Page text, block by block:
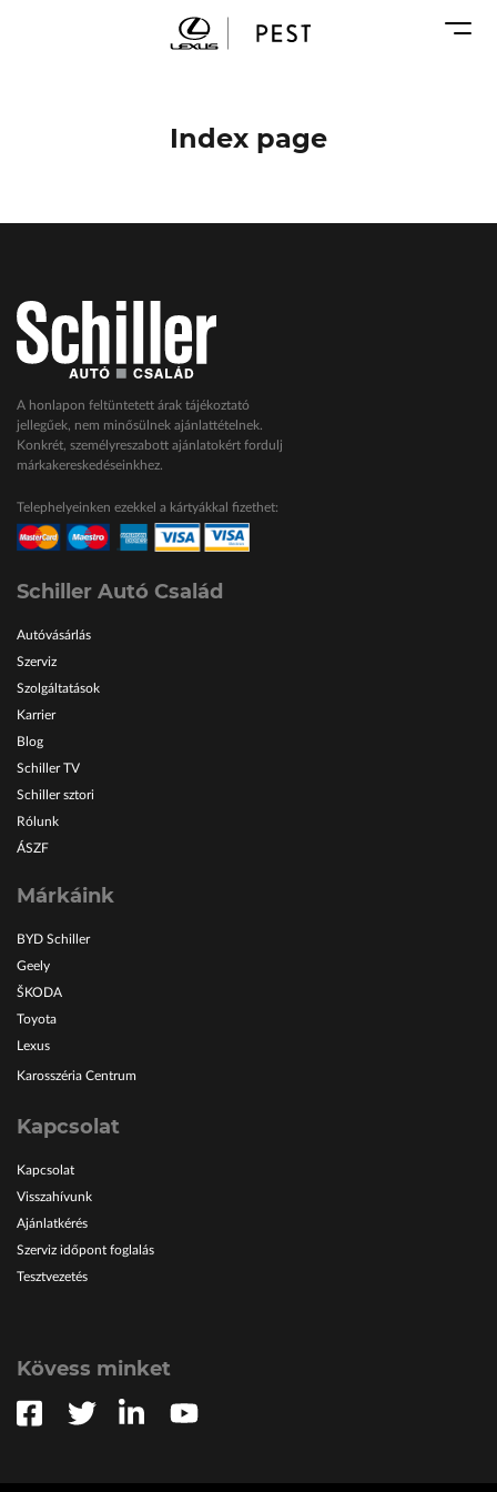
ŠKODA Schiller
Geely Schiller
Seat Schiller
Tesla Approved Body Shop
VW Haszonjárművek
VW Service Schiller
ŠKODA Schiller
Karosszéria Centrum
Index page
A honlapon feltüntetett árak tájékoztató
jellegűek, nem minősülnek ajánlattételnek.
Konkrét, személyreszabott ajánlatokért fordulj
márkakereskedéseinkhez.
Telephelyeinken ezekkel a kártyákkal fizethet:
Schiller Autó Család
Autóvásárlás
Szerviz
Szolgáltatások
Karrier
Blog
Schiller TV
Schiller sztori
Rólunk
ÁSZF
Márkáink
BYD Schiller
Geely
ŠKODA
Toyota
Lexus
Karosszéria Centrum
Kapcsolat
Kapcsolat
Visszahívunk
Ajánlatkérés
Szerviz időpont foglalás
Tesztvezetés
Kövess minket